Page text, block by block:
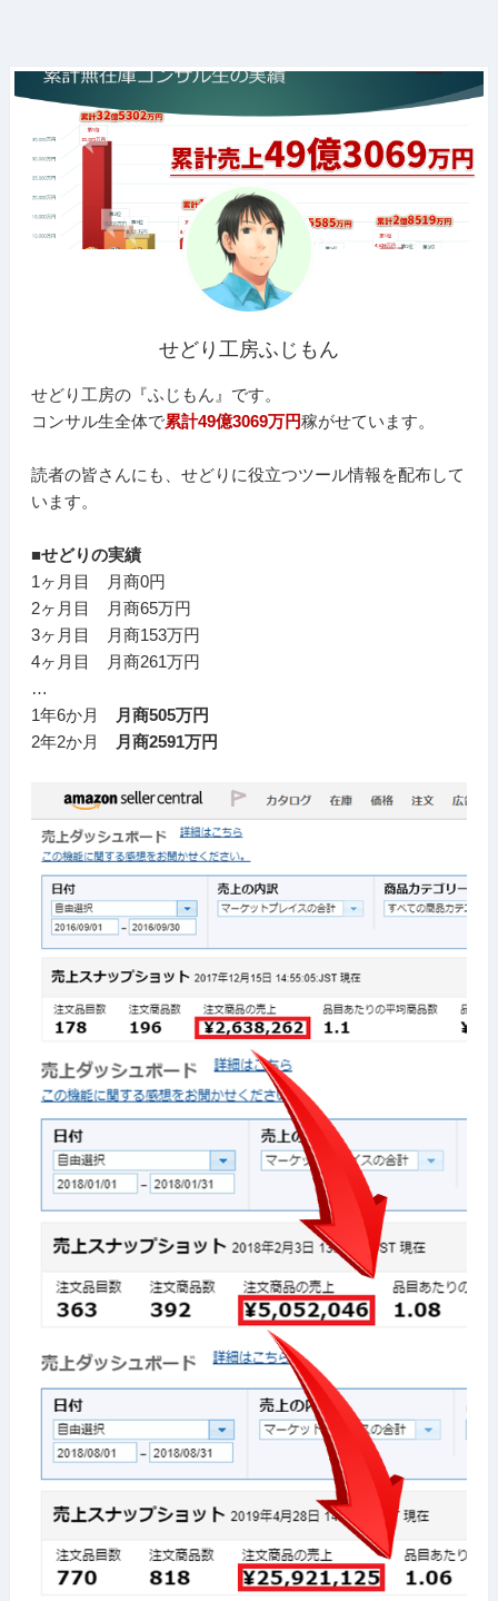
せどり工房ふじもん
せどり工房の『ふじもん』です。
コンサル生全体で累計49億3069万円稼がせています。
読者の皆さんにも、せどりに役立つツール情報を配布して
います。
■せどりの実績
1ヶ月目 月商0円
2ヶ月目 月商65万円
3ヶ月目 月商153万円
4ヶ月目 月商261万円
…
1年6か月
月商505万円
2年2か月
月商2591万円